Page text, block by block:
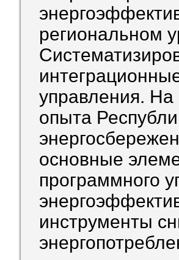
региональном
управления. На
опыта
основные
программного
инструменты